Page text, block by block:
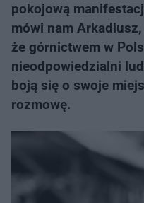
pokojową
mówi nam
że górnictwem w
nieodpowiedzialni
boją się o swoje
rozmowę.